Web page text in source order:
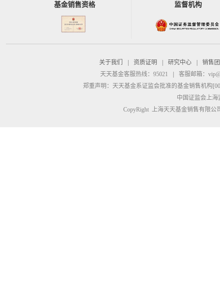
基金销售资格 监督机构
关于我们 资质证明 研究中心
销售
天天基金客服热线：95021
客服邮箱：
郑重声明： 天天基金系证监会批准的基金销售机构
中国证监会上
CopyRight 上海天天基金销售有限